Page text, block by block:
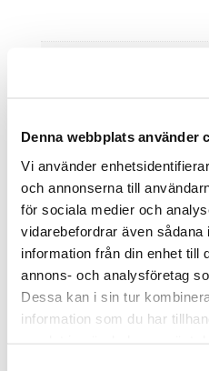
Denna webbplats använder
Vi använder
och annonserna till
för sociala medier och
vidarebefordrar även sådana
information från din enhet till
annons- och analysföretag
Dessa kan i sin tur
information som du har